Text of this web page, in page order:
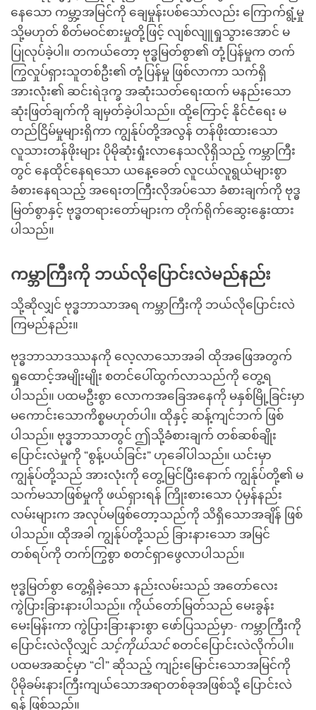
နေသော ကမ္ဘာ့အမြင်ကို ချေမှုန်းပစ်သော်လည်း ကြောက်ရွံ့မှု
သို့မဟုတ် စိတ်မဝင်စားမှုတို့ဖြင့် လျစ်လျူရှုသွားအောင် မ
ပြုလုပ်ခဲ့ပါ။ တကယ်တော့ ဗုဒ္ဓမြတ်စွာ၏ တုံ့ပြန်မှုက တက်
ကြွလှုပ်ရှားသူတစ်ဦး၏ တုံ့ပြန်မှု ဖြစ်လာကာ သက်ရှိ
အားလုံး၏ ဆင်းရဲဒုက္ခ အဆုံးသတ်ရေးထက် မနည်းသော
ဆုံးဖြတ်ချက်ကို ချမှတ်ခဲ့ပါသည်။ ထို့ကြောင့် နိုင်ငံရေး မ
တည်ငြိမ်မှုများရှိကာ ကျွန်ုပ်တို့အလွန် တန်ဖိုးထားသော
လူသားတန်ဖိုးများ ပိုမိုဆုံးရှုံးလာနေသလိုရှိသည့် ကမ္ဘာကြီး
တွင် နေထိုင်နေရသော ယနေ့ခေတ် လူငယ်လူရွယ်များစွာ
ခံစားနေရသည့် အရေးတကြီးလိုအပ်သော ခံစားချက်ကို ဗုဒ္ဓ
မြတ်စွာနှင့် ဗုဒ္ဓတရားတော်များက တိုက်ရိုက်ဆွေးနွေးထား
ပါသည်။
ကမ္ဘာကြီးကို ဘယ်လိုပြောင်းလဲမည်နည်း
သို့ဆိုလျှင် ဗုဒ္ဓဘာသာအရ ကမ္ဘာကြီးကို ဘယ်လိုပြောင်းလဲ
ကြမည်နည်း။
ဗုဒ္ဓဘာသာဒဿနကို လေ့လာသောအခါ ထိုအဖြေအတွက်
ရှုထောင့်အမျိုးမျိုး စတင်ပေါ်ထွက်လာသည်ကို တွေ့ရ
ပါသည်။ ပထမဦးစွာ လောကအခြေအနေကို မနှစ်မြို့ခြင်းမှာ
မကောင်းသောကိစ္စမဟုတ်ပါ။ ထိုနှင့် ဆန့်ကျင်ဘက် ဖြစ်
ပါသည်။ ဗုဒ္ဓဘာသာတွင် ဤသို့ခံစားချက် တစ်ဆစ်ချိုး
ပြောင်းလဲမှုကို “စွန့်ပယ်ခြင်း” ဟုခေါ်ပါသည်။ ယင်းမှာ
ကျွန်ုပ်တို့သည် အားလုံးကို တွေ့မြင်ပြီးနောက် ကျွန်ုပ်တို့၏ မ
သက်မသာဖြစ်မှုကို ဖယ်ရှားရန် ကြိုးစားသော ပုံမှန်နည်း
လမ်းများက အလုပ်မဖြစ်တော့သည်ကို သိရှိသောအချိန် ဖြစ်
ပါသည်။ ထိုအခါ ကျွန်ုပ်တို့သည် ခြားနားသော အမြင်
တစ်ရပ်ကို တက်ကြွစွာ စတင်ရှာဖွေလာပါသည်။
ဗုဒ္ဓမြတ်စွာ တွေ့ရှိခဲ့သော နည်းလမ်းသည် အတော်လေး
ကွဲပြားခြားနားပါသည်။ ကိုယ်တော်မြတ်သည် မေးခွန်း
မေးမြန်းကာ ကွဲပြားခြားနားစွာ ဖော်ပြသည်မှာ- ကမ္ဘာကြီးကို
ပြောင်းလဲလိုလျှင် သင့်ကိုယ်သင်စတင်ပြောင်းလဲလိုက်ပါ။
ပထမအဆင့်မှာ “ငါ” ဆိုသည့် ကျဉ်းမြောင်းသောအမြင်ကို
ပိုမိုခမ်းနားကြီးကျယ်သောအရာတစ်ခုအဖြစ်သို့ ပြောင်းလဲ
ရန် ဖြစ်သည်။